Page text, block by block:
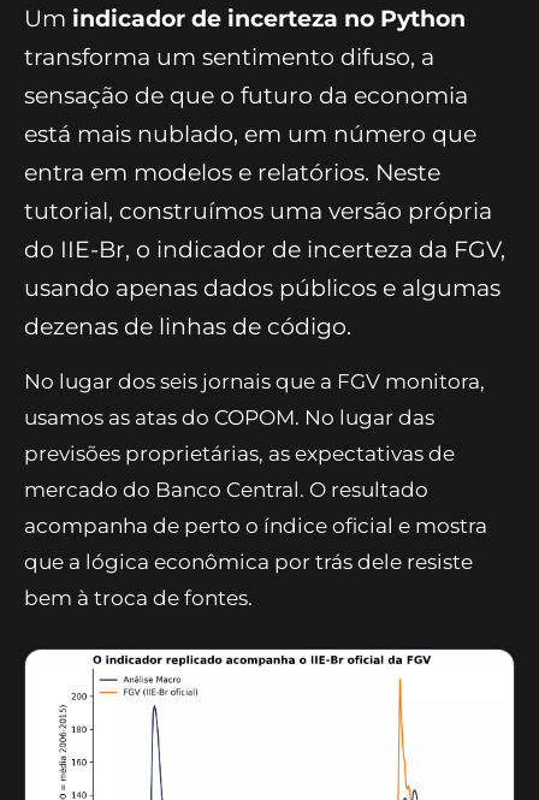
Um indicador de incerteza no Python
transforma um sentimento difuso, a
sensação de que o futuro da economia
está mais nublado, em um número que
entra em modelos e relatórios. Neste
tutorial, construímos uma versão própria
do IIE-Br, o indicador de incerteza da FGV,
usando apenas dados públicos e algumas
dezenas de linhas de código.
No lugar dos seis jornais que a FGV monitora,
usamos as atas do COPOM. No lugar das
previsões proprietárias, as expectativas de
mercado do Banco Central. O resultado
acompanha de perto o índice oficial e mostra
que a lógica econômica por trás dele resiste
bem à troca de fontes.